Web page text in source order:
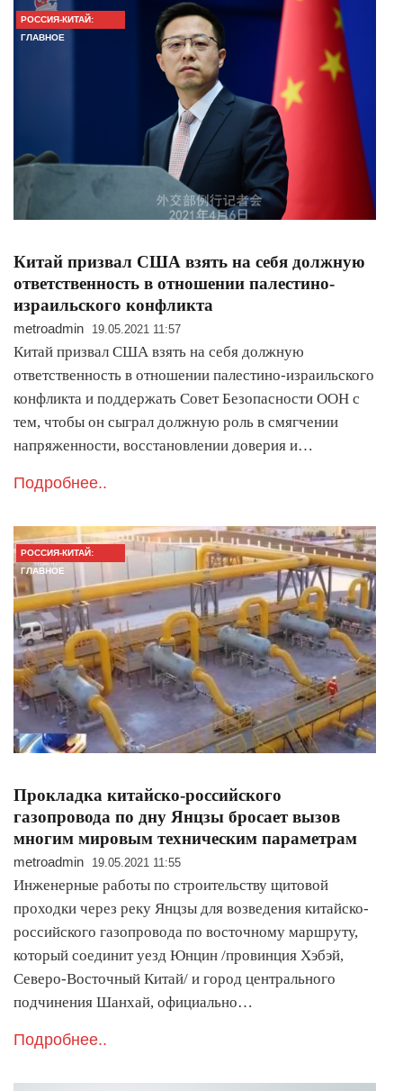
РОССИЯ-КИТАЙ:
ГЛАВНОЕ
Китай призвал США взять на себя должную
ответственность в отношении палестино-
израильского конфликта
metroadmin 19.05.2021 11:57
Китай призвал США взять на себя должную
ответственность в отношении палестино-израильского
конфликта и поддержать Совет Безопасности ООН с
тем, чтобы он сыграл должную роль в смягчении
напряженности, восстановлении доверия и…
Подробнее..
РОССИЯ-КИТАЙ:
ГЛАВНОЕ
Прокладка китайско-российского
газопровода по дну Янцзы бросает вызов
многим мировым техническим параметрам
metroadmin 19.05.2021 11:55
Инженерные работы по строительству щитовой
проходки через реку Янцзы для возведения китайско-
российского газопровода по восточному маршруту,
который соединит уезд Юнцин /провинция Хэбэй,
Северо-Восточный Китай/ и город центрального
подчинения Шанхай, официально…
Подробнее..